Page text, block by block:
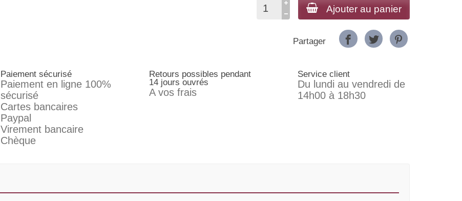
Ajouter au panier
Partager
Paiement sécurisé
Paiement en ligne 100%
sécurisé
Cartes bancaires
Paypal
Virement bancaire
Chèque
Retours possibles pendant
14 jours ouvrés
A vos frais
Service client
Du lundi au vendredi de
14h00 à 18h30